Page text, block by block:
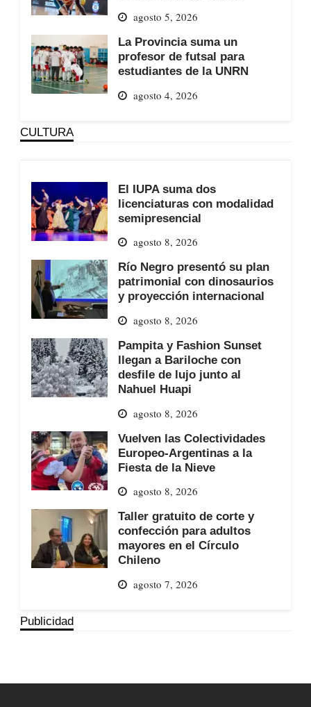
agosto 5, 2026
La Provincia suma un
profesor de futsal para
estudiantes de la UNRN
agosto 4, 2026
CULTURA
El IUPA suma dos
licenciaturas con modalidad
semipresencial
agosto 8, 2026
Río Negro presentó su plan
patrimonial con dinosaurios
y proyección internacional
agosto 8, 2026
Pampita y Fashion Sunset
llegan a Bariloche con
desfile de lujo junto al
Nahuel Huapi
agosto 8, 2026
Vuelven las Colectividades
Europeo-Argentinas a la
Fiesta de la Nieve
agosto 8, 2026
Taller gratuito de corte y
confección para adultos
mayores en el Círculo
Chileno
agosto 7, 2026
Publicidad